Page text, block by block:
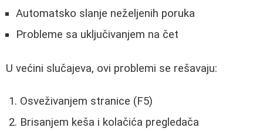
Automatsko slanje neželjenih poruka
Probleme sa uključivanjem na čet
U većini slučajeva, ovi problemi se rešavaju:
Osveživanjem stranice (F5)
Brisanjem keša i kolačića pregledača